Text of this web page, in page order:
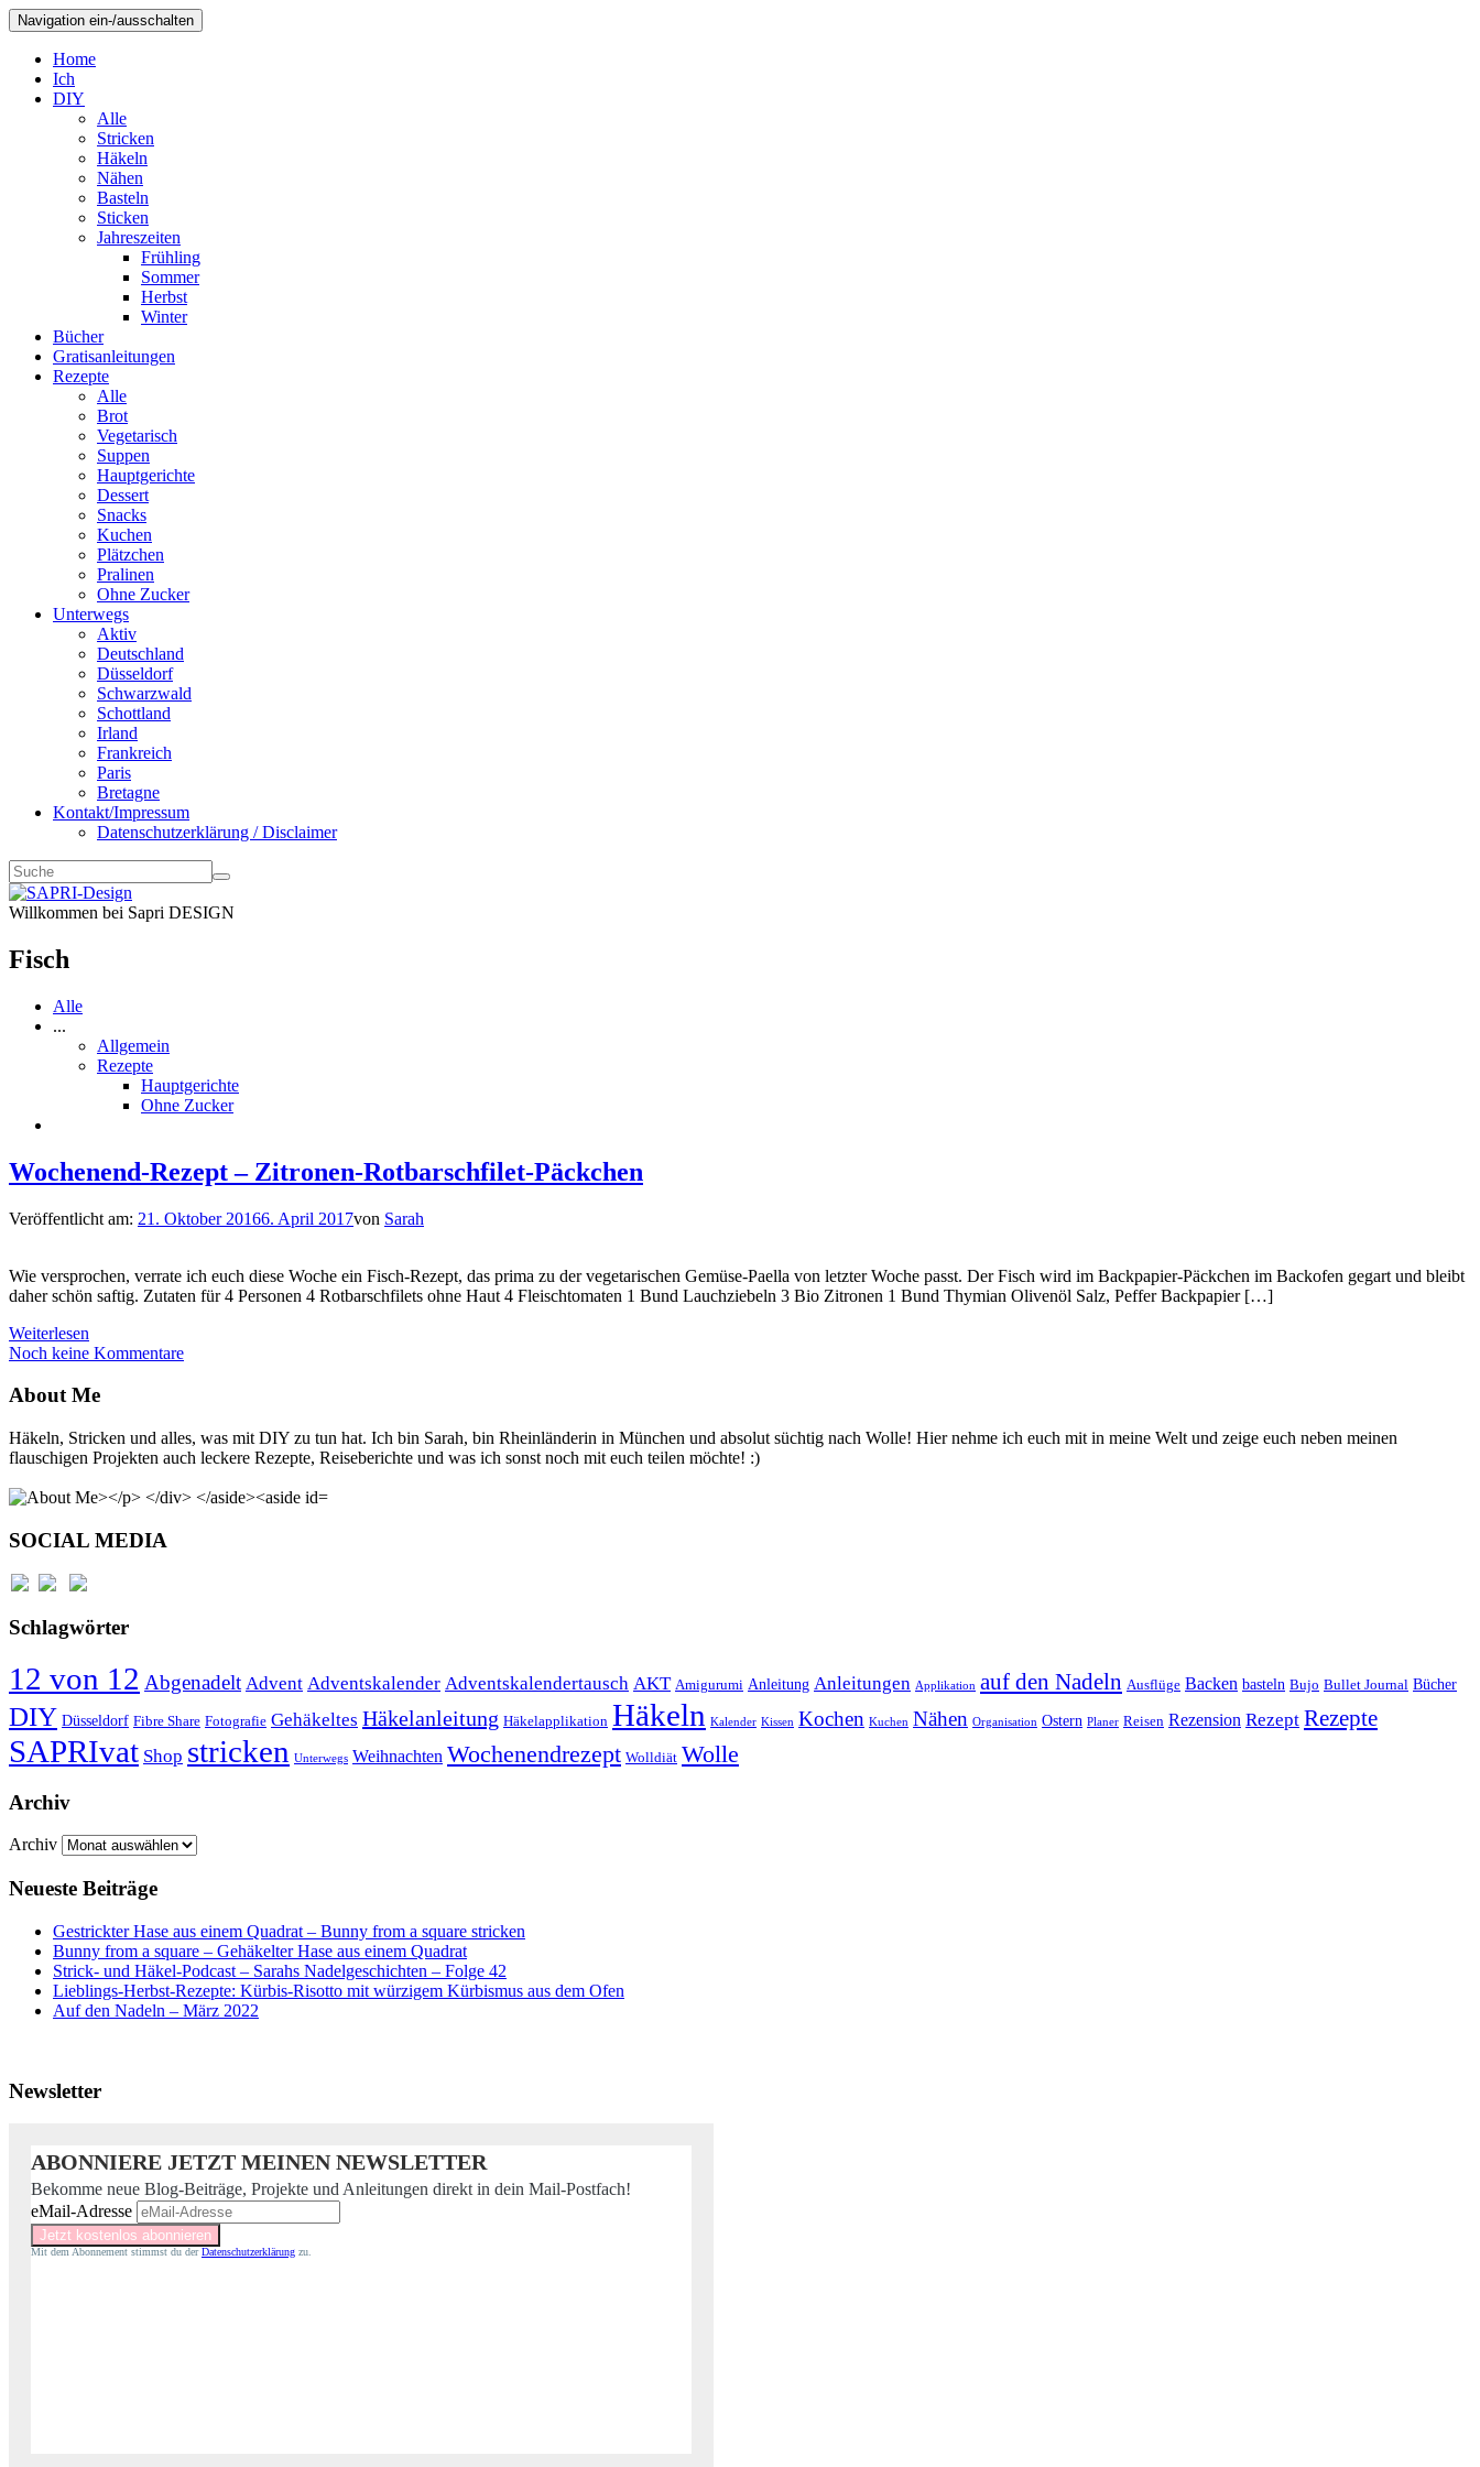
Navigation ein-/ausschalten
Home
Ich
DIY
Alle
Stricken
Häkeln
Nähen
Basteln
Sticken
Jahreszeiten
Frühling
Sommer
Herbst
Winter
Bücher
Gratisanleitungen
Rezepte
Alle
Brot
Vegetarisch
Suppen
Hauptgerichte
Dessert
Snacks
Kuchen
Plätzchen
Pralinen
Ohne Zucker
Unterwegs
Aktiv
Deutschland
Düsseldorf
Schwarzwald
Schottland
Irland
Frankreich
Paris
Bretagne
Kontakt/Impressum
Datenschutzerklärung / Disclaimer
Willkommen bei Sapri DESIGN
Fisch
Alle
...
Allgemein
Rezepte
Hauptgerichte
Ohne Zucker
Wochenend-Rezept – Zitronen-Rotbarschfilet-Päckchen
Veröffentlicht am: 21. Oktober 20166. April 2017von Sarah
Wie versprochen, verrate ich euch diese Woche ein Fisch-Rezept, das prima zu der vegetarischen Gemüse-Paella von letzter Woche passt. Der Fisch wird im Backpapier-Päckchen im Backofen gegart und bleibt
daher schön saftig. Zutaten für 4 Personen 4 Rotbarschfilets ohne Haut 4 Fleischtomaten 1 Bund Lauchziebeln 3 Bio Zitronen 1 Bund Thymian Olivenöl Salz, Peffer Backpapier […]
Weiterlesen
Noch keine Kommentare
About Me
Häkeln, Stricken und alles, was mit DIY zu tun hat. Ich bin Sarah, bin Rheinländerin in München und absolut süchtig nach Wolle! Hier nehme ich euch mit in meine Welt und zeige euch neben meinen
flauschigen Projekten auch leckere Rezepte, Reiseberichte und was ich sonst noch mit euch teilen möchte! :)
SOCIAL MEDIA
Schlagwörter
12 von 12 Abgenadelt Advent Adventskalender Adventskalendertausch AKT Amigurumi Anleitung Anleitungen Applikation auf den Nadeln Ausflüge Backen basteln Bujo Bullet Journal Bücher
DIY Düsseldorf Fibre Share Fotografie Gehäkeltes Häkelanleitung Häkelapplikation Häkeln Kalender Kissen Kochen Kuchen Nähen Organisation Ostern Planer Reisen Rezension Rezept Rezepte
SAPRIvat Shop stricken Unterwegs Weihnachten Wochenendrezept Wolldiät Wolle
Archiv
Archiv
Neueste Beiträge
Gestrickter Hase aus einem Quadrat – Bunny from a square stricken
Bunny from a square – Gehäkelter Hase aus einem Quadrat
Strick- und Häkel-Podcast – Sarahs Nadelgeschichten – Folge 42
Lieblings-Herbst-Rezepte: Kürbis-Risotto mit würzigem Kürbismus aus dem Ofen
Auf den Nadeln – März 2022
Newsletter
ABONNIERE JETZT MEINEN NEWSLETTER
Bekomme neue Blog-Beiträge, Projekte und Anleitungen direkt in dein Mail-Postfach!
eMail-Adresse
Mit dem Abonnement stimmst du derDatenschutzerklärung zu.